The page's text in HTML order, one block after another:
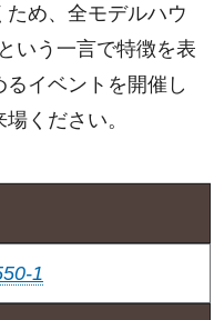
め、全モデルハウ
いう一言で特徴を表
イベントを開催し
ください。
1